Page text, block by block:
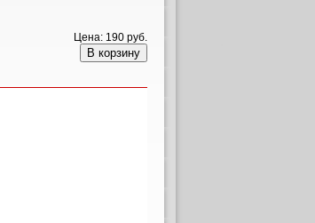
Цена: 190 руб.
В корзину